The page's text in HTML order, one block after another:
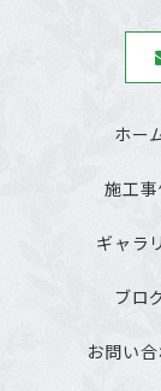
ホー
施工事
ギャラ
ブロ
お問い